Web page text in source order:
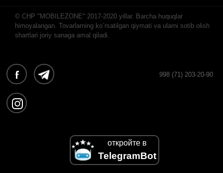
© CHP "MOBILEZONE" 2017-2020 yillar. Barcha huquqlar
himoyalangan. Tovarlarning ko`rsatilgan qiymati va ularni sotib olish
shartlari joriy sanaga amal qiladi.
998 (71) 203-20-90
откройте в
TelegramBot